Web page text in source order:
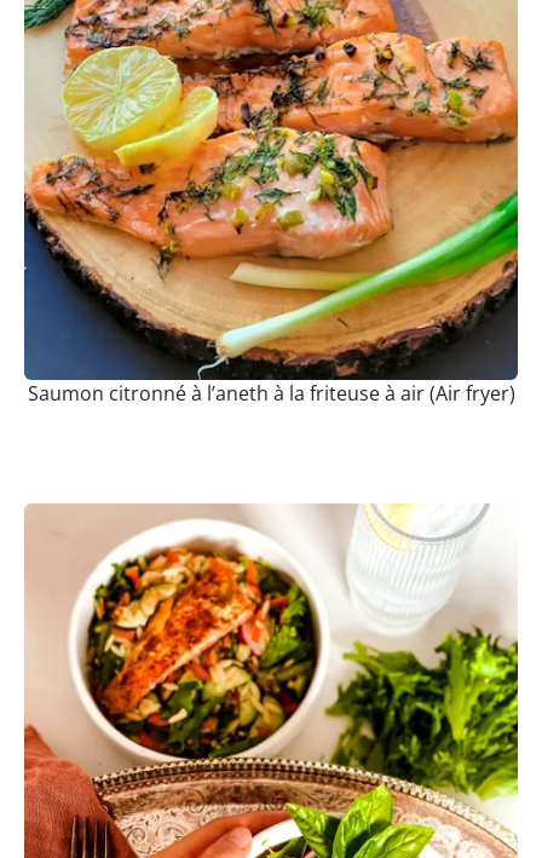
Saumon citronné à l’aneth à la friteuse à air (Air fryer)